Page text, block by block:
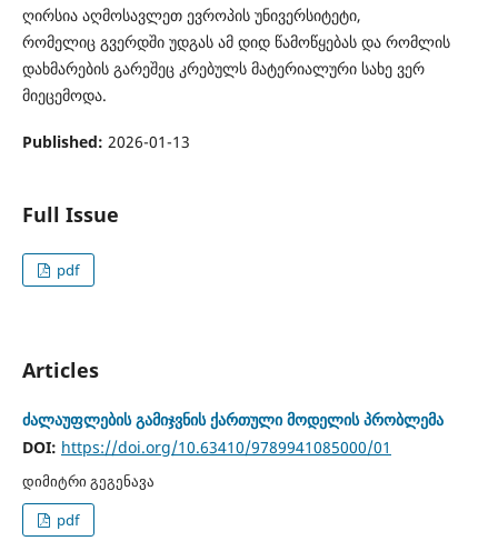
ღირსია აღმოსავლეთ ევროპის უნივერსიტეტი,
რომელიც გვერდში უდგას ამ დიდ წამოწყებას და რომლის
დახმარების გარეშეც კრებულს მატერიალური სახე ვერ
მიეცემოდა.
Published: 2026-01-13
Full Issue
pdf
Articles
ძალაუფლების გამიჯვნის ქართული მოდელის პრობლემა
DOI: https://doi.org/10.63410/9789941085000/01
დიმიტრი გეგენავა
pdf